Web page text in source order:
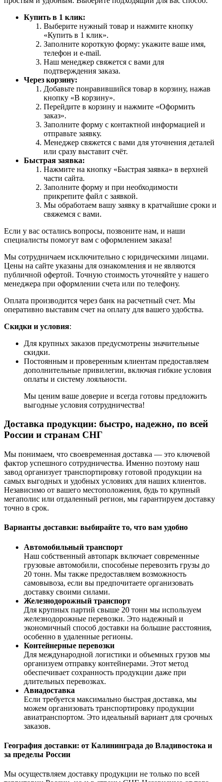
Купить в 1 клик:
Выберите нужный товар и нажмите кнопку
«Купить в 1 клик».
Заполните короткую форму: укажите ваше имя,
телефон и e-mail.
Наш менеджер свяжется с вами для
подтверждения заказа.
Через корзину:
Добавьте понравившийся товар в корзину, нажав
кнопку «В корзину».
Перейдите в корзину и нажмите «Оформить
заказ».
Заполните форму с контактной информацией и
отправьте заявку.
Менеджер свяжется с вами для уточнения деталей
или сразу выставит счёт.
Быстрая заявка:
Нажмите на кнопку «Быстрая заявка» в верхней
части сайта.
Заполните форму и при необходимости
прикрепите файл с заявкой.
Мы обработаем вашу заявку в кратчайшие сроки и
свяжемся с вами.
Если у вас остались вопросы, позвоните нам, и наши
специалисты помогут вам с оформлением заказа!
Мы сотрудничаем исключительно с юридическими лицами.
Цены на сайте указаны для ознакомления и не являются
публичной офертой. Точную стоимость уточняйте у нашего
менеджера при оформлении счета или по телефону.
Оплата производится через банк на расчетный счет. Мы
оперативно выставим счет на оплату для вашего удобства.
Скидки и условия:
Для крупных заказов предусмотрены значительные
скидки.
Постоянным и проверенным клиентам предоставляем
дополнительные привилегии, включая гибкие условия
оплаты и систему лояльности.
Мы ценим ваше доверие и всегда готовы предложить
выгодные условия сотрудничества!
Доставка продукции: быстро, надежно, по всей
России и странам СНГ
Мы понимаем, что своевременная доставка — это ключевой
фактор успешного сотрудничества. Именно поэтому наш
завод организует транспортировку готовой продукции на
самых выгодных и удобных условиях для наших клиентов.
Независимо от вашего местоположения, будь то крупный
мегаполис или отдаленный регион, мы гарантируем доставку
точно в срок.
Варианты доставки: выбирайте то, что вам удобно
Автомобильный транспорт
Наш собственный автопарк включает современные
грузовые автомобили, способные перевозить грузы до
20 тонн. Мы также предоставляем возможность
самовывоза, если вы предпочитаете организовать
доставку своими силами.
Железнодорожный транспорт
Для крупных партий свыше 20 тонн мы используем
железнодорожные перевозки. Это надежный и
экономичный способ доставки на большие расстояния,
особенно в удаленные регионы.
Контейнерные перевозки
Для международной логистики и объемных грузов мы
организуем отправку контейнерами. Этот метод
обеспечивает сохранность продукции даже при
длительных перевозках.
Авиадоставка
Если требуется максимально быстрая доставка, мы
можем организовать транспортировку продукции
авиатранспортом. Это идеальный вариант для срочных
заказов.
География доставки: от Калининграда до Владивостока и
за пределы России
Мы осуществляем доставку продукции не только по всей